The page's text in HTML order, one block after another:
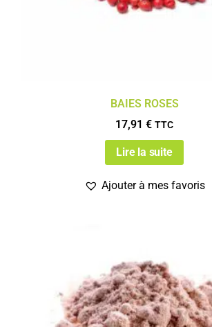
BAIES ROSES
17,91 € TTC
Lire la suite
Ajouter à mes favoris